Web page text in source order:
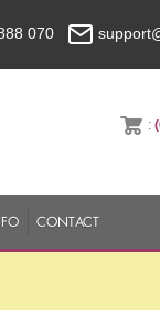
070
:
CONTACT